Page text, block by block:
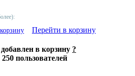
Перейти в корзину
в корзину ?
пользователей